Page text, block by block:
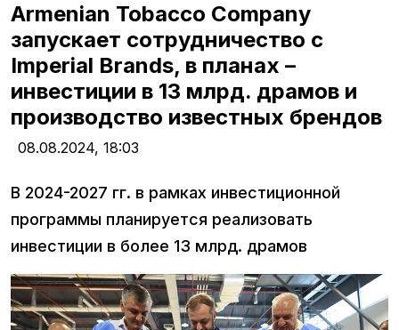
Armenian Tobacco Company
запускает сотрудничество с
Imperial Brands, в планах –
инвестиции в 13 млрд. драмов и
производство известных брендов
08.08.2024, 18:03
В 2024-2027 гг. в рамках инвестиционной
программы планируется реализовать
инвестиции в более 13 млрд. драмов